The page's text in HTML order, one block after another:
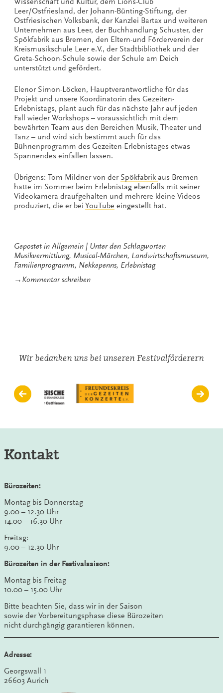
Leer/Ostfriesland, der Johann-Bünting-Stiftung, der
Ostfriesischen Volksbank, der Kanzlei Bartax und weiteren
Unternehmen aus Leer, der Buchhandlung Schuster, der
Spökfabrik aus Bremen, den Eltern-und Förderverein der
Kreismusikschule Leer e.V., der Stadtbibliothek und der
Greta-Schoon-Schule sowie der Schule am Deich
unterstützt und gefördert.
Elenor Simon-Löcken, Hauptverantwortliche für das
Projekt und unsere Koordinatorin des Gezeiten-
Erlebnistags, plant auch für das nächste Jahr auf jeden
Fall wieder Workshops – voraussichtlich mit dem
bewährten Team aus den Bereichen Musik, Theater und
Tanz – und wird sich bestimmt auch für das
Bühnenprogramm des Gezeiten-Erlebnistages etwas
Spannendes einfallen lassen.
Übrigens: Tom Mildner von der Spökfabrik aus Bremen
hatte im Sommer beim Erlebnistag ebenfalls mit seiner
Videokamera draufgehalten und mehrere kleine Videos
produziert, die er bei YouTube eingestellt hat.
Gepostet in Allgemein
Unter den Schlagworten
Musikvermittlung, Musical-Märchen, Landwirtschaftsmuseum,
Familienprogramm, Nekkepenns, Erlebnistag
→ Kommentar schreibenzu
Wir bedanken uns bei unseren Festivalförderern
Kontakt
Bürozeiten:
Montag bis Donnerstag
9.00 – 12.30 Uhr
14.00 – 16.30 Uhr
Freitag:
9.00 – 12.30 Uhr
Bürozeiten in der Festivalsaison:
Montag bis Freitag
10.00 – 15.00 Uhr
Bitte beachten Sie, dass wir in der Saison
sowie der Vorbereitungsphase diese Bürozeiten
nicht durchgängig garantieren können.
Adresse:
Georgswall 1
26603 Aurich